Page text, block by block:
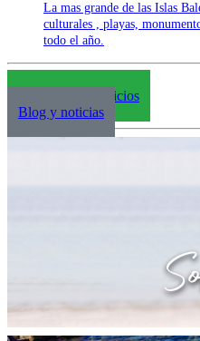
La mas grande de las Islas
culturales , playas,
todo el año.
Productos y servicios
Blog y noticias